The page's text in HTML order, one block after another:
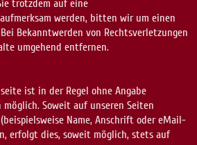
trotzdem auf eine
werden, bitten wir um einen
Bekanntwerden von Rechtsverletzungen
umgehend entfernen.
ist in der Regel ohne Angabe
möglich. Soweit auf unseren Seiten
Name, Anschrift oder eMail-
erfolgt dies, soweit möglich, stets auf